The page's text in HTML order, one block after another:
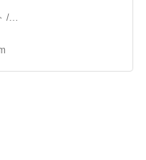
介護アロマケア /介護アロマケア セラピスト /宮﨑寿子 /北海道介護アロマケア協会